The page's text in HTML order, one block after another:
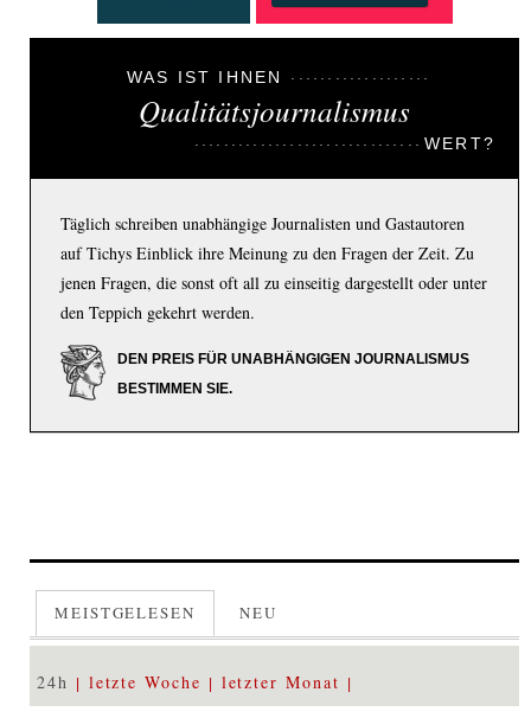
WAS IST IHNEN
Qualitätsjournalismus
WERT?
Täglich schreiben unabhängige Journalisten und Gastautoren
auf Tichys Einblick ihre Meinung zu den Fragen der Zeit. Zu
jenen Fragen, die sonst oft all zu einseitig dargestellt oder unter
den Teppich gekehrt werden.
DEN PREIS FÜR UNABHÄNGIGEN JOURNALISMUS
BESTIMMEN SIE.
MEISTGELESEN NEU
24h letzte Woche letzter Monat